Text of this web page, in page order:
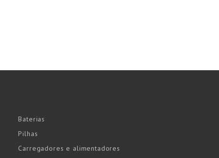
Baterias
Pilhas
Carregadores e alimentadores